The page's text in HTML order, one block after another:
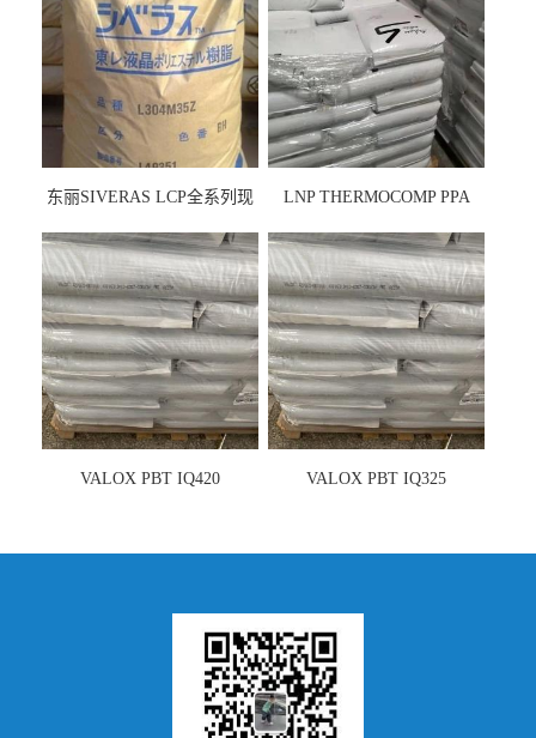
东丽SIVERAS LCP全系列现
LNP THERMOCOMP PPA
VALOX PBT IQ420 VALOX PBT IQ325